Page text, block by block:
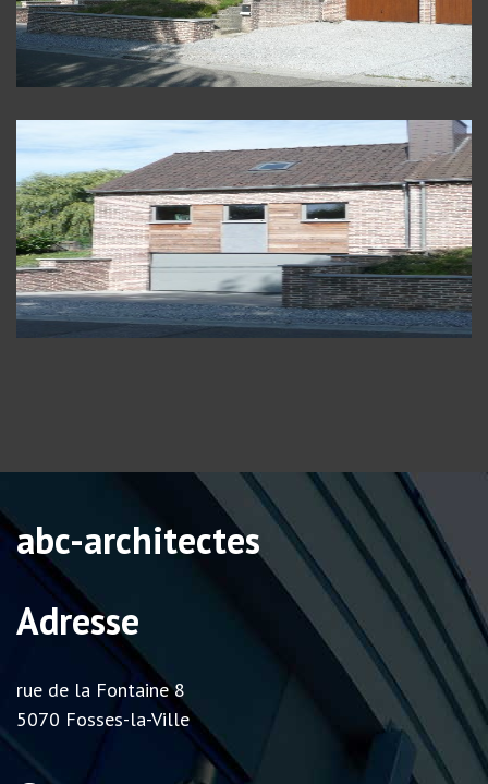
abc-architectes
Adresse
rue de la Fontaine 8
5070 Fosses-la-Ville